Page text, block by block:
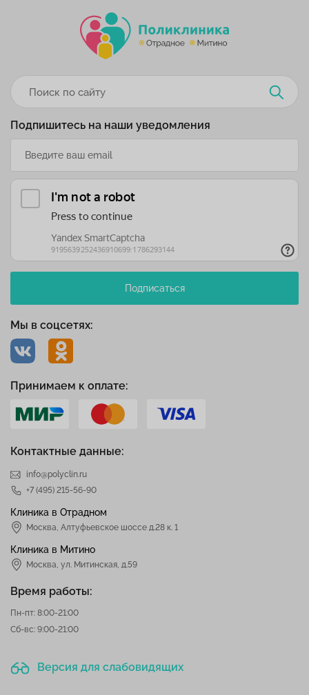
Контактные данные:
info@polyclin.ru
+7 (495) 215-56-90
Клиника в Отрадном
Москва, Алтуфьевское шоссе д.28 к. 1
Клиника в Митино
Москва, ул. Митинская, д.59
Время работы:
Пн-пт: 8:00-21:00
Сб-вс: 9:00-21:00
Мы в соцсетях:
Подпишитесь на наши уведомления
Подписаться
Версия для слабовидящих
Принимаем к оплате: